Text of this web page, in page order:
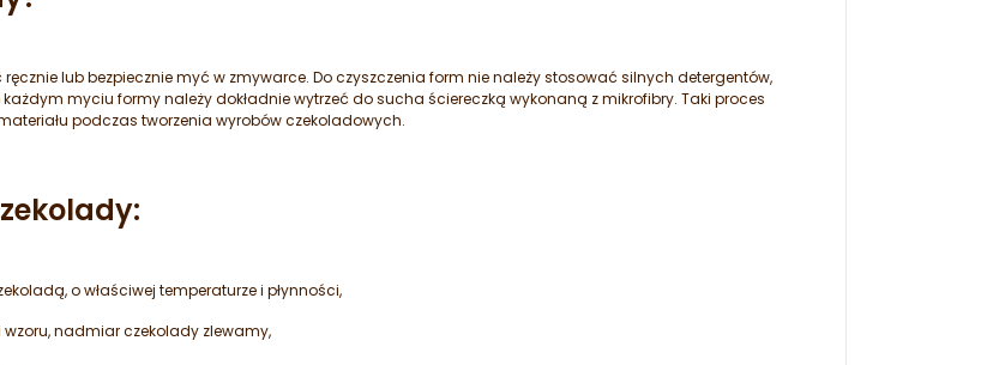
lub bezpiecznie myć w zmywarce. Do czyszczenia form nie należy stosować silnych detergentów,
myciu formy należy dokładnie wytrzeć do sucha ściereczką wykonaną z mikrofibry. Taki proces
podczas tworzenia wyrobów czekoladowych.
o właściwej temperaturze i płynności,
nadmiar czekolady zlewamy,